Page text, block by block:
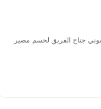
جناح الفريق لحسم مصير